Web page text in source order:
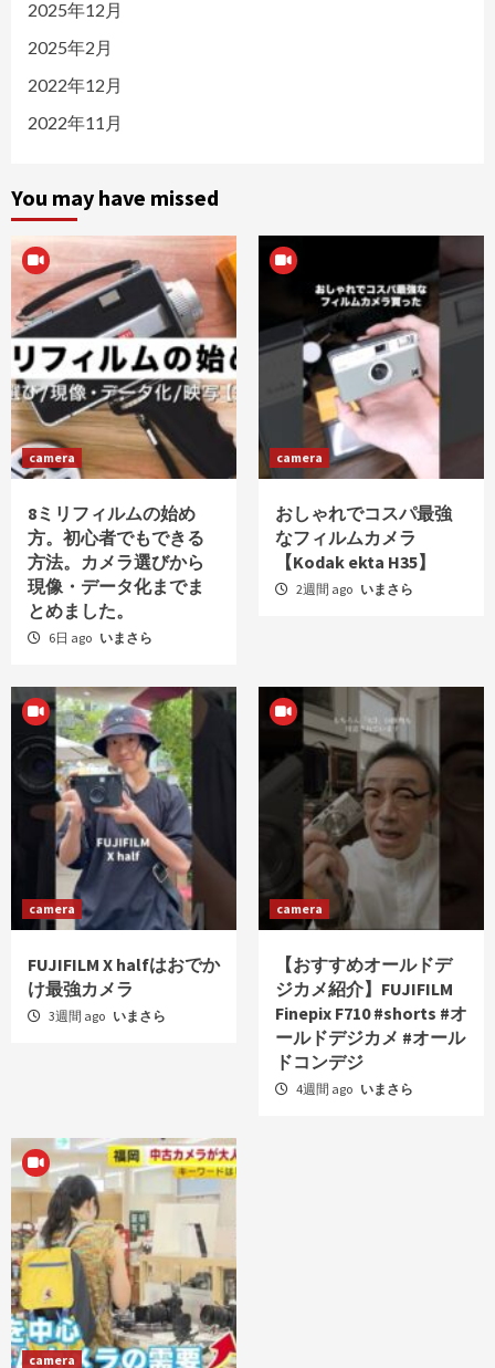
2025年12月
2025年2月
2022年12月
2022年11月
You may have missed
camera
8ミリフィルムの始め
方。初心者でもできる
方法。カメラ選びから
現像・データ化までま
とめました。
6日 ago いまさら
camera
おしゃれでコスパ最強
なフィルムカメラ
【Kodak ekta H35】
2週間 ago いまさら
camera
FUJIFILM X halfはおでか
け最強カメラ
3週間 ago いまさら
camera
【おすすめオールドデ
ジカメ紹介】FUJIFILM
Finepix F710 #shorts #オ
ールドデジカメ #オール
ドコンデジ
4週間 ago いまさら
camera